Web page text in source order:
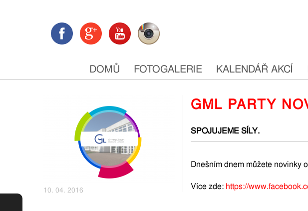
DOMŮ FOTOGALERIE KALENDÁŘ AKCÍ
10. 04. 2016
GML PARTY
SPOJUJEME SÍLY.
Dnešním dnem můžete novinky
Více zde: https://